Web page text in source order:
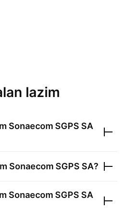
lazim
Sonaecom SGPS SA
Sonaecom SGPS SA?
Sonaecom SGPS SA